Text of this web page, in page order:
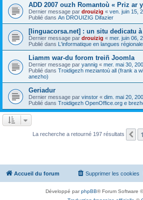
ADD 2007 ouzh Romantoù « Priz ar
Dernier message par drouizig « ven. juin 15,
Publié dans An DROUIZIG Difazier
[linguacorsa.net] : un situ dedicatu
Dernier message par drouizig « mer. juin 06,
Publié dans L'informatique en langues
Liamm war-du forom treiñ Joomla
Dernier message par yannig « mer. mai 30,
Publié dans Troidigezh meziantoù all (frank a
anezho)
Geriadur
Dernier message par vinstor « dim. mai 20,
Publié dans Troidigezh OpenOffice.org e
La recherche a retourné 197 résultats 1
Accueil du forum Supprimer les cookies
Développé parphpBB® Forum Software